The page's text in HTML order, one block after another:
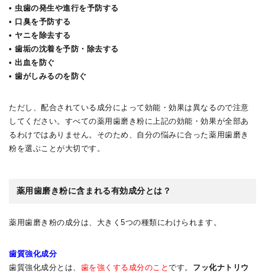
• 虫歯の発生や進行を予防する
• 口臭を予防する
• ヤニを除去する
• 歯垢の沈着を予防・除去する
• 出血を防ぐ
• 歯がしみるのを防ぐ
ただし、配合されている成分によって効能・効果は異なるので注意
してください。すべての薬用歯磨き粉に上記の効能・効果が全部あ
るわけではありません。そのため、自分の悩みに合った薬用歯磨き
粉を選ぶことが大切です。
薬用歯磨き粉に含まれる有効成分とは？
薬用歯磨き粉の成分は、大きく5つの種類にわけられます。
歯質強化成分
歯質強化成分とは、 歯を強くする成分のことです。 フッ化ナトリウ